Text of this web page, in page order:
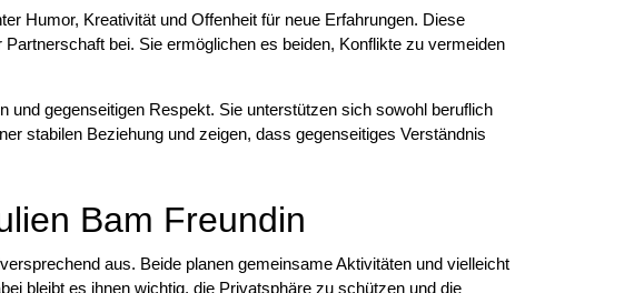
Humor, Kreativität und Offenheit für neue Erfahrungen. Diese
bei. Sie ermöglichen es beiden, Konflikte zu vermeiden
und gegenseitigen Respekt. Sie unterstützen sich sowohl beruflich
stabilen Beziehung und zeigen, dass gegenseitiges Verständnis
Bam Freundin
aus. Beide planen gemeinsame Aktivitäten und vielleicht
bleibt es ihnen wichtig, die Privatsphäre zu schützen und die